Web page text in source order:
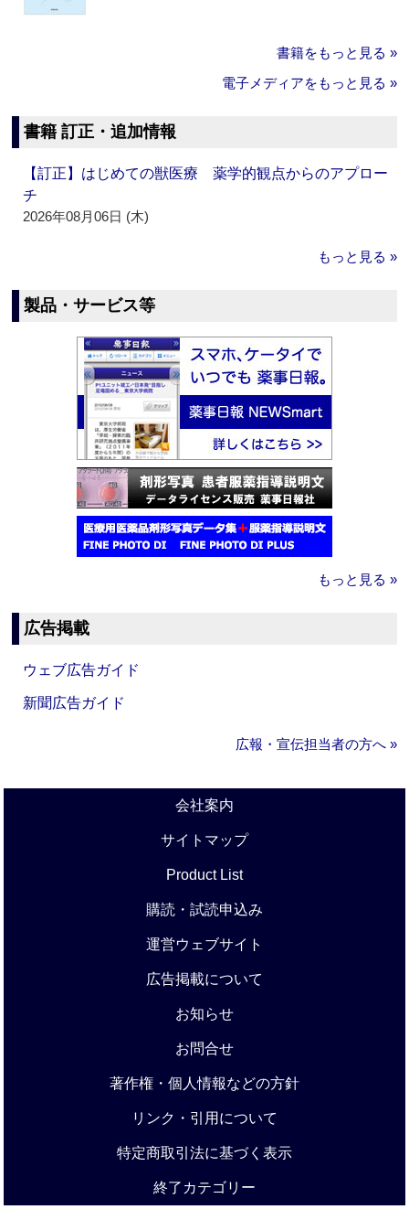
書籍をもっと見る »
電子メディアをもっと見る »
書籍 訂正・追加情報
【訂正】はじめての獣医療 薬学的観点からのアプロー
チ
2026年08月06日 (木)
もっと見る »
製品・サービス等
もっと見る »
広告掲載
ウェブ広告ガイド
新聞広告ガイド
広報・宣伝担当者の方へ »
会社案内
サイトマップ
Product List
購読・試読申込み
運営ウェブサイト
広告掲載について
お知らせ
お問合せ
著作権・個人情報などの方針
リンク・引用について
特定商取引法に基づく表示
終了カテゴリー